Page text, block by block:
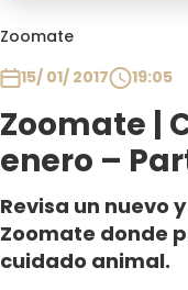
Zoomate
15/ 01/ 2017
19:05
Zoomate |
enero –
Revisa un nuevo
Zoomate donde
cuidado animal.
Contigo en
Plan Perfecto
Sabingo
Todos Los